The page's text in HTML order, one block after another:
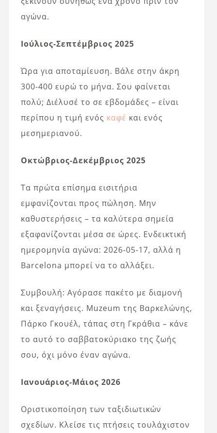
αγώνα.
Ιούλιος-Σεπτέμβριος 2025
Ώρα για αποταμίευση. Βάλε στην άκρη
300-400 ευρώ το μήνα. Σου φαίνεται
πολύ; Διέλυσέ το σε εβδομάδες – είναι
περίπου η τιμή ενός καφέ και ενός
μεσημεριανού.
Οκτώβριος-Δεκέμβριος 2025
Τα πρώτα επίσημα εισιτήρια
εμφανίζονται προς πώληση. Μην
καθυστερήσεις – τα καλύτερα σημεία
εξαφανίζονται μέσα σε ώρες. Ενδεικτική
ημερομηνία αγώνα: 2026-05-17, αλλά η
Barcelona μπορεί να το αλλάξει.
Συμβουλή: Αγόρασε πακέτο με διαμονή
και ξεναγήσεις. Muzeum της Βαρκελώνης,
Πάρκο Γκουέλ, τάπας στη Γκράθια – κάνε
το αυτό το σαββατοκύριακο της ζωής
σου, όχι μόνο έναν αγώνα.
Ιανουάριος-Μάιος 2026
Οριστικοποίηση των ταξιδιωτικών
σχεδίων. Κλείσε τις πτήσεις τουλάχιστον